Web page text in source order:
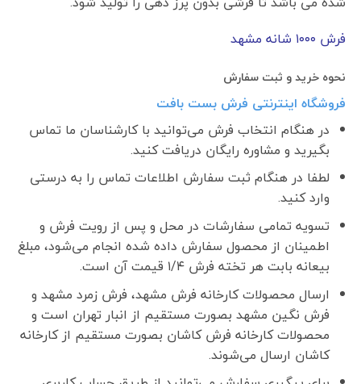
فرش ١٠٠٠ شانه مشهد
نحوه خرید و ثبت سفارش
فروشگاه اینترنتی فرش بست بافت
در هنگام انتخاب فرش می‌توانید با کارشناسان ما تماس
بگیرید و مشاوره رایگان دریافت کنید.
لطفا در هنگام ثبت سفارش اطلاعات تماس را به درستی
وارد کنید.
تسویه تمامی سفارشات در محل و پس از رویت فرش و
اطمینان از محصول سفارش داده شده انجام می‌شود، مبلغ
بیعانه بابت هر تخته فرش ۱/۴ قیمت آن است.
ارسال محصولات کارخانه فرش مشهد، فرش زمرد مشهد و
فرش نگین مشهد بصورت مستقیم از انبار تهران است و
محصولات کارخانه فرش کاشان بصورت مستقیم از کارخانه
کاشان ارسال می‌شوند.